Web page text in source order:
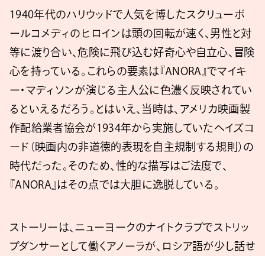
1940年代のハリウッドで人気を博したスクリューボ
ールコメディのヒロインは頭の回転が速く、男性と対
等に渡り合い、危険に飛び込む好奇心や自立心、冒険
心を持っている。これらの要素は『ANORA』でマイキ
ー・マディソンが演じる主人公に色濃く反映されてい
るといえるだろう。とはいえ、当時は、アメリカ映画製
作配給業者協会が1934年から実施していたヘイズコ
ード（映画内の非道徳的表現を自主規制する規則）の
時代だった。そのため、性的な描写はご法度で、
『ANORA』はその点では大胆に逸脱している。
ストーリーは、ニューヨークのナイトクラブでストリッ
プダンサーとして働くアノーラが、ロシア語が少し話せ